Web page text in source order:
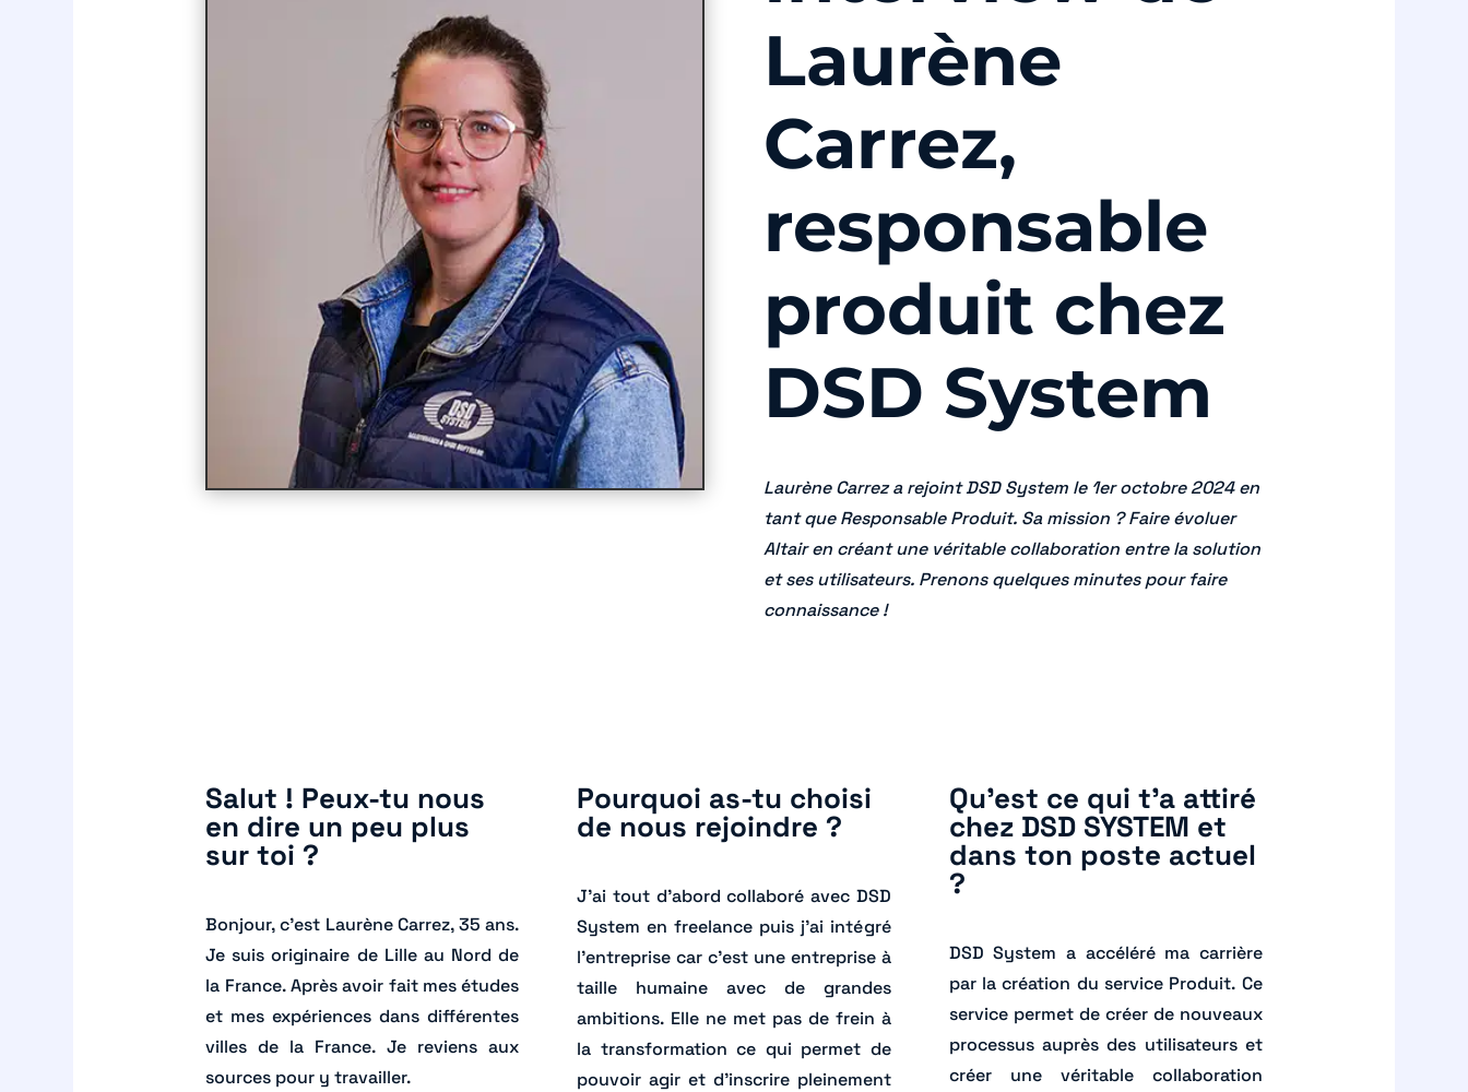
Laurène
Carrez,
responsable
produit chez
DSD System
Laurène Carrez a rejoint DSD System le 1er octobre 2024 en
tant que Responsable Produit. Sa mission ? Faire évoluer
Altair en créant une véritable collaboration entre la solution
et ses utilisateurs. Prenons quelques minutes pour faire
connaissance !
Salut ! Peux-tu nous
en dire un peu plus
sur toi ?
Bonjour, c’est Laurène Carrez, 35 ans.
Je suis originaire de Lille au Nord de
la France. Après avoir fait mes études
et mes expériences dans différentes
villes de la France. Je reviens aux
sources pour y travailler.
Pourquoi as-tu choisi
de nous rejoindre ?
J’ai tout d’abord collaboré avec DSD
System en freelance puis j’ai intégré
l’entreprise car c’est une entreprise à
taille humaine avec de grandes
ambitions. Elle ne met pas de frein à
la transformation ce qui permet de
pouvoir agir et d’inscrire pleinement
Qu’est ce qui t’a attiré
chez DSD SYSTEM et
dans ton poste actuel
?
DSD System a accéléré ma carrière
par la création du service Produit. Ce
service permet de créer de nouveaux
processus auprès des utilisateurs et
créer une véritable collaboration